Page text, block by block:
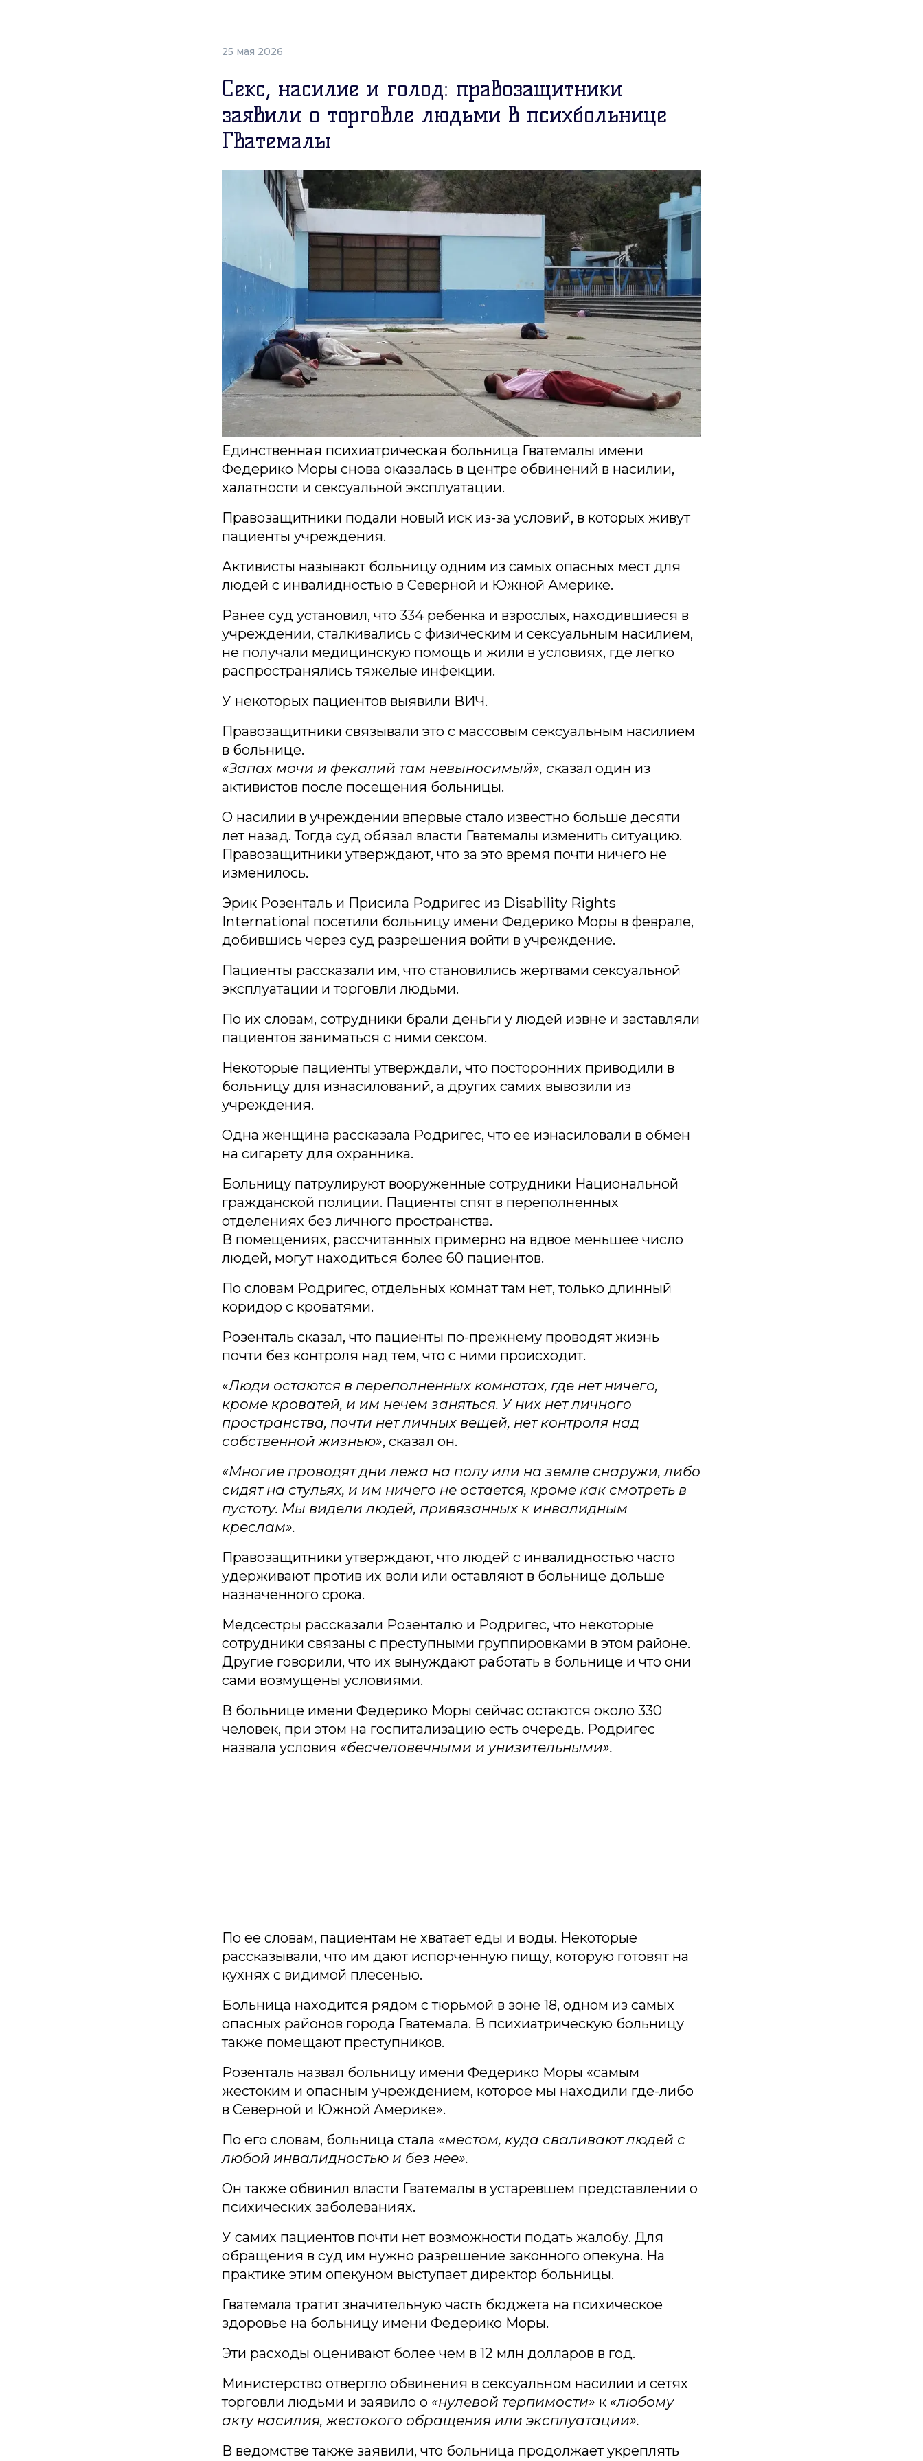
25 мая 2026
Секс, насилие и голод: правозащитники
заявили о торговле людьми в психбольнице
Гватемалы
Единственная психиатрическая больница Гватемалы имени
Федерико Моры снова оказалась в центре обвинений в насилии,
халатности и сексуальной эксплуатации.
Правозащитники подали новый иск из-за условий, в которых живут
пациенты учреждения.
Активисты называют больницу одним из самых опасных мест для
людей с инвалидностью в Северной и Южной Америке.
Ранее суд установил, что 334 ребенка и взрослых, находившиеся в
учреждении, сталкивались с физическим и сексуальным насилием,
не получали медицинскую помощь и жили в условиях, где легко
распространялись тяжелые инфекции.
У некоторых пациентов выявили ВИЧ.
Правозащитники связывали это с массовым сексуальным насилием
в больнице.
«Запах мочи и фекалий там невыносимый», сказал один из
активистов после посещения больницы.
О насилии в учреждении впервые стало известно больше десяти
лет назад. Тогда суд обязал власти Гватемалы изменить ситуацию.
Правозащитники утверждают, что за это время почти ничего не
изменилось.
Эрик Розенталь и Присила Родригес из Disability Rights
International посетили больницу имени Федерико Моры в феврале,
добившись через суд разрешения войти в учреждение.
Пациенты рассказали им, что становились жертвами сексуальной
эксплуатации и торговли людьми.
По их словам, сотрудники брали деньги у людей извне и заставляли
пациентов заниматься с ними сексом.
Некоторые пациенты утверждали, что посторонних приводили в
больницу для изнасилований, а других самих вывозили из
учреждения.
Одна женщина рассказала Родригес, что ее изнасиловали в обмен
на сигарету для охранника.
Больницу патрулируют вооруженные сотрудники Национальной
гражданской полиции. Пациенты спят в переполненных
отделениях без личного пространства.
В помещениях, рассчитанных примерно на вдвое меньшее число
людей, могут находиться более 60 пациентов.
По словам Родригес, отдельных комнат там нет, только длинный
коридор с кроватями.
Розенталь сказал, что пациенты по-прежнему проводят жизнь
почти без контроля над тем, что с ними происходит.
«Люди остаются в переполненных комнатах, где нет ничего,
кроме кроватей, и им нечем заняться. У них нет личного
пространства, почти нет личных вещей, нет контроля над
собственной жизнью», сказал он.
«Многие проводят дни лежа на полу или на земле снаружи, либо
сидят на стульях, и им ничего не остается, кроме как смотреть в
пустоту. Мы видели людей, привязанных к инвалидным
креслам».
Правозащитники утверждают, что людей с инвалидностью часто
удерживают против их воли или оставляют в больнице дольше
назначенного срока.
Медсестры рассказали Розенталю и Родригес, что некоторые
сотрудники связаны с преступными группировками в этом районе.
Другие говорили, что их вынуждают работать в больнице и что они
сами возмущены условиями.
В больнице имени Федерико Моры сейчас остаются около 330
человек, при этом на госпитализацию есть очередь. Родригес
назвала условия «бесчеловечными и унизительными».
По ее словам, пациентам не хватает еды и воды. Некоторые
рассказывали, что им дают испорченную пищу, которую готовят на
кухнях с видимой плесенью.
Больница находится рядом с тюрьмой в зоне 18, одном из самых
опасных районов города Гватемала. В психиатрическую больницу
также помещают преступников.
Розенталь назвал больницу имени Федерико Моры «самым
жестоким и опасным учреждением, которое мы находили где-либо
в Северной и Южной Америке».
По его словам, больница стала «местом, куда сваливают людей с
любой инвалидностью и без нее».
Он также обвинил власти Гватемалы в устаревшем представлении о
психических заболеваниях.
У самих пациентов почти нет возможности подать жалобу. Для
обращения в суд им нужно разрешение законного опекуна. На
практике этим опекуном выступает директор больницы.
Гватемала тратит значительную часть бюджета на психическое
здоровье на больницу имени Федерико Моры.
Эти расходы оценивают более чем в 12 млн долларов в год.
Министерство отвергло обвинения в сексуальном насилии и сетях
торговли людьми и заявило о «нулевой терпимости» к «любому
акту насилия, жестокого обращения или эксплуатации».
В ведомстве также заявили, что больница продолжает укреплять